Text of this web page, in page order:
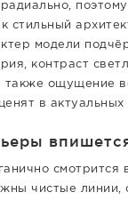
стильный
модели
контраст
также ощущение
в актуальных
смотрится
чистые линии,